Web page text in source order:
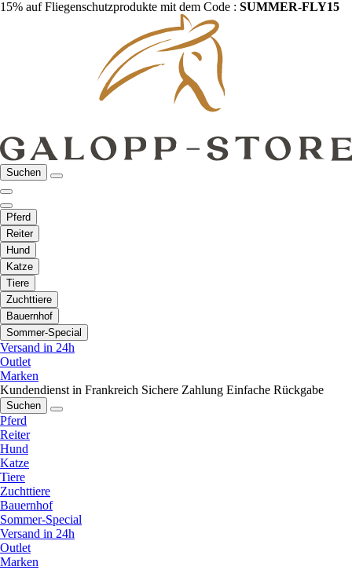
15% auf Fliegenschutzprodukte mit dem Code : SUMMER-FLY15
Suchen
Pferd
Reiter
Hund
Katze
Tiere
Zuchttiere
Bauernhof
Sommer-Special
Versand in 24h
Outlet
Marken
Kundendienst in Frankreich Sichere Zahlung Einfache Rückgabe
Suchen
Pferd
Reiter
Hund
Katze
Tiere
Zuchttiere
Bauernhof
Sommer-Special
Versand in 24h
Outlet
Marken